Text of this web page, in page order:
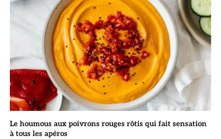
Le houmous aux poivrons rouges rôtis qui fait sensation
à tous les apéros